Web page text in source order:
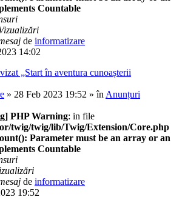
Countable
de informatizare
14:02
„Start în aventura cunoașterii
» 28 Feb 2023 19:52 » în Anunțuri
PHP Warning: in file
twig/twig/lib/Twig/Extension/Core.php
Parameter must be an array or an
Countable
de informatizare
19:52